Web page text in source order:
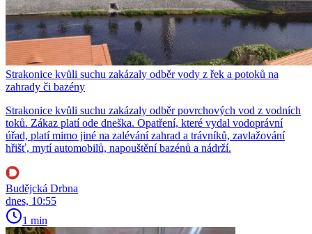
Strakonice kvůli suchu zakázaly odběr vody z řek a potoků na
zahrady či bazény
Strakonice kvůli suchu zakázaly odběr povrchových vod z vodních
toků. Zákaz platí ode dneška. Opatření, které vydal vodoprávní
úřad, platí mimo jiné na zalévání zahrad a trávníků, zavlažování
hřišť, mytí automobilů, napouštění bazénů a nádrží.
Budějcká Drbna
dnes, 10:55
1 min